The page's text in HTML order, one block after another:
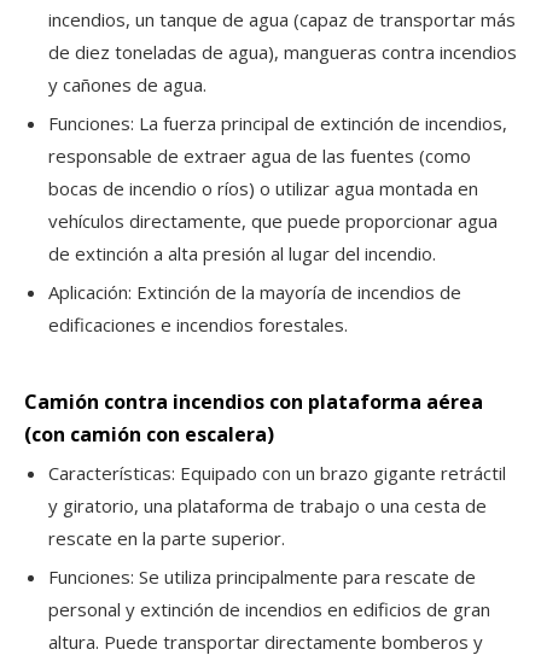
incendios, un tanque de agua (capaz de transportar más
de diez toneladas de agua), mangueras contra incendios
y cañones de agua.
Funciones: La fuerza principal de extinción de incendios,
responsable de extraer agua de las fuentes (como
bocas de incendio o ríos) o utilizar agua montada en
vehículos directamente, que puede proporcionar agua
de extinción a alta presión al lugar del incendio.
Aplicación: Extinción de la mayoría de incendios de
edificaciones e incendios forestales.
Camión contra incendios con plataforma aérea
(con camión con escalera)
Características: Equipado con un brazo gigante retráctil
y giratorio, una plataforma de trabajo o una cesta de
rescate en la parte superior.
Funciones: Se utiliza principalmente para rescate de
personal y extinción de incendios en edificios de gran
altura. Puede transportar directamente bomberos y